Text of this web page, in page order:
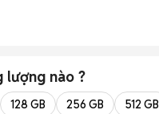
lượng nào ?
128 GB 256 GB 512 GB